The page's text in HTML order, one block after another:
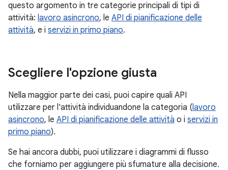
questo argomento in tre categorie principali di tipi di
attività: lavoro asincrono, le API di pianificazione delle
attività, e i servizi in primo piano.
Scegliere l'opzione giusta
Nella maggior parte dei casi, puoi capire quali API
utilizzare per l'attività individuandone la categoria (lavoro
asincrono, le API di pianificazione delle attività o i servizi in
primo piano).
Se hai ancora dubbi, puoi utilizzare i diagrammi di flusso
che forniamo per aggiungere più sfumature alla decisione.